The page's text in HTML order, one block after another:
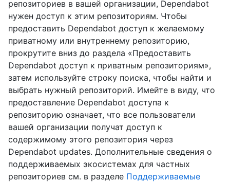
репозиториев в вашей организации, Dependabot
нужен доступ к этим репозиториям. Чтобы
предоставить Dependabot доступ к желаемому
приватному или внутреннему репозиторию,
прокрутите вниз до раздела «Предоставить
Dependabot доступ к приватным репозиториям»,
затем используйте строку поиска, чтобы найти и
выбрать нужный репозиторий. Имейте в виду, что
предоставление Dependabot доступа к
репозиторию означает, что все пользователи
вашей организации получат доступ к
содержимому этого репозитория через
Dependabot updates. Дополнительные сведения о
поддерживаемых экосистемах для частных
репозиториев см. в разделе Поддерживаемые